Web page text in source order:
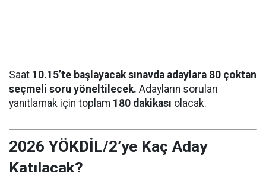
Saat 10.15’te başlayacak sınavda adaylara 80 çoktan
seçmeli soru yöneltilecek. Adayların soruları
yanıtlamak için toplam 180 dakikası olacak.
2026 YÖKDİL/2’ye Kaç Aday
Katılacak?